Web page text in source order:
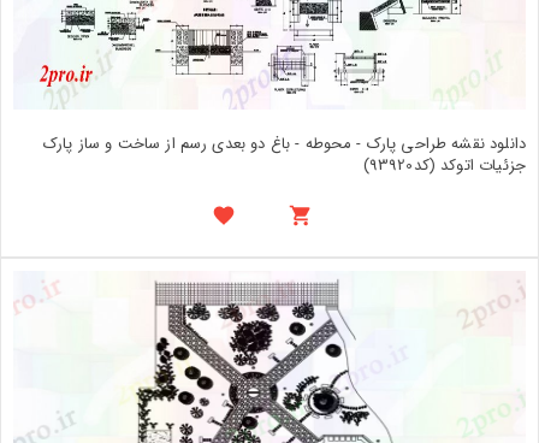
دانلود نقشه طراحی پارک - محوطه - باغ دو بعدی رسم از ساخت و ساز پارک
جزئیات اتوکد (کد93920)